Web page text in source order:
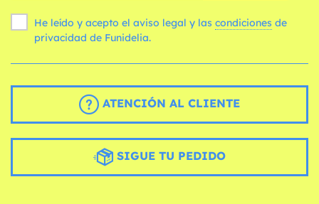
He leído y acepto el aviso legal y las condiciones
privacidad de Funidelia.
ATENCIÓN AL CLIENTE
SIGUE TU PEDIDO